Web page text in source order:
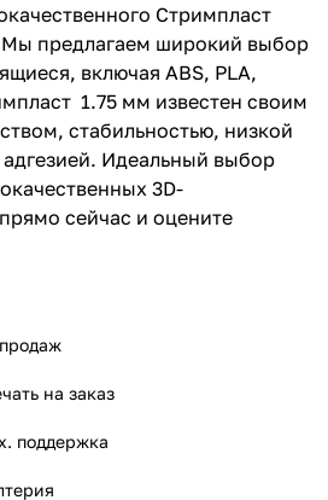
Стримпласт
предлагаем широкий выбор
включая ABS, PLA,
1.75 мм известен своим
стабильностью, низкой
Идеальный выбор
3D-
сейчас и оцените
на заказ
поддержка